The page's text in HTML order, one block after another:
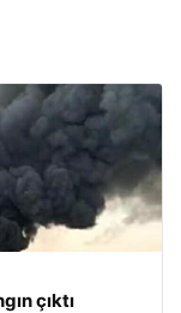
çıktı